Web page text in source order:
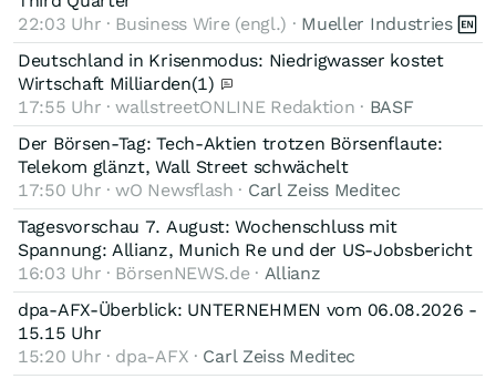
22:03 Uhr · Business Wire (engl.) · Mueller Industries
Deutschland in Krisenmodus: Niedrigwasser kostet
Wirtschaft Milliarden(1)
17:55 Uhr · wallstreetONLINE Redaktion · BASF
Der Börsen-Tag: Tech-Aktien trotzen Börsenflaute:
Telekom glänzt, Wall Street schwächelt
17:50 Uhr · wO Newsflash · Carl Zeiss Meditec
Tagesvorschau 7. August: Wochenschluss mit
Spannung: Allianz, Munich Re und der US-Jobsbericht
16:03 Uhr · BörsenNEWS.de · Allianz
dpa-AFX-Überblick: UNTERNEHMEN vom 06.08.2026 -
15.15 Uhr
15:20 Uhr · dpa-AFX · Carl Zeiss Meditec